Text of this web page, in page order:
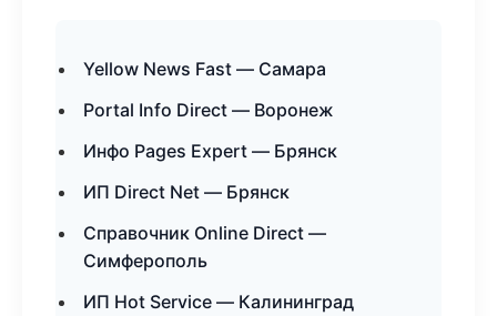
Yellow News Fast — Самара
Portal Info Direct — Воронеж
Инфо Pages Expert — Брянск
ИП Direct Net — Брянск
Справочник Online Direct —
Симферополь
ИП Hot Service — Калининград